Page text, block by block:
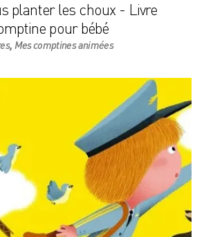
planter les choux - Livre
pour bébé
, Mes comptines animées